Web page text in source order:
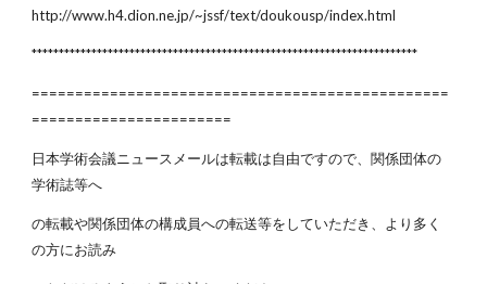
http://www.h4.dion.ne.jp/~jssf/text/doukousp/index.html
***********************************************************************
================================================
=======================
日本学術会議ニュースメールは転載は自由ですので、関係団体の
学術誌等へ
の転載や関係団体の構成員への転送等をしていただき、より多く
の方にお読み